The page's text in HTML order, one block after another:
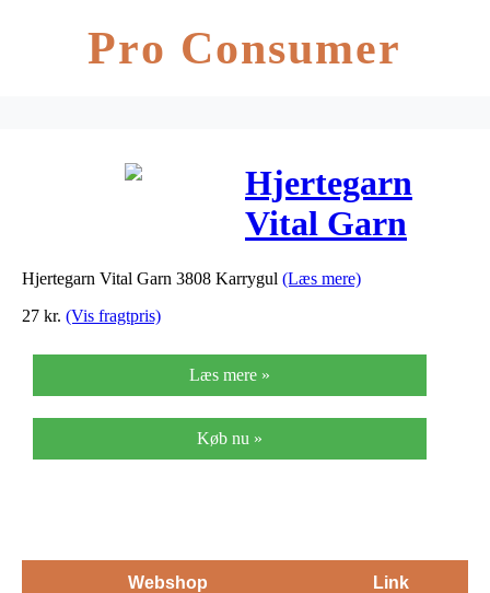
Pro Consumer
Hjertegarn
Vital Garn
3808 Karrygul
Hjertegarn Vital Garn 3808 Karrygul (Læs mere)
27 kr. (Vis fragtpris)
Læs mere »
Køb nu »
Webshop Link